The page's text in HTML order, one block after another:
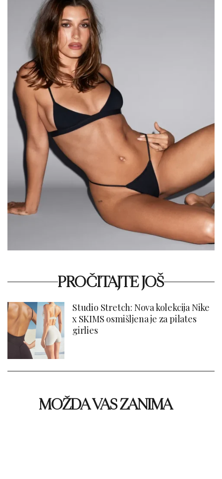
PROČITAJTE JOŠ
Studio Stretch: Nova kolekcija Nike
x SKIMS osmišljena je za pilates
girlies
MOŽDA VAS ZANIMA